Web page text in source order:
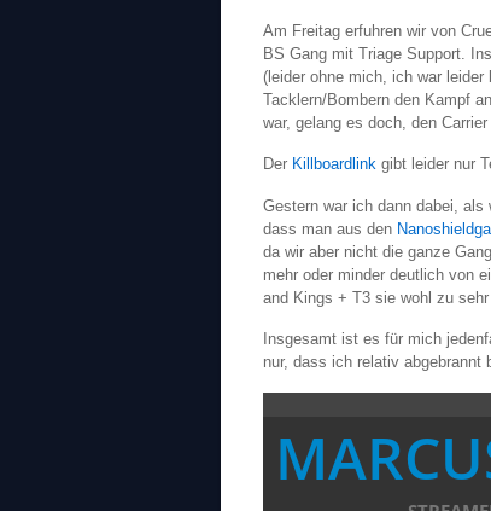
Am Freitag erfuhren wir von
BS Gang mit Triage Support.
(leider ohne mich, ich war
Tacklern/Bombern den Kampf
war, gelang es doch, den
Der Killboardlink gibt leider nur
Gestern war ich dann dabei, als
dass man aus den
da wir aber nicht die ganze
mehr oder minder deutlich von
and Kings + T3 sie wohl zu
Insgesamt ist es für mich
nur, dass ich relativ abgebrannt